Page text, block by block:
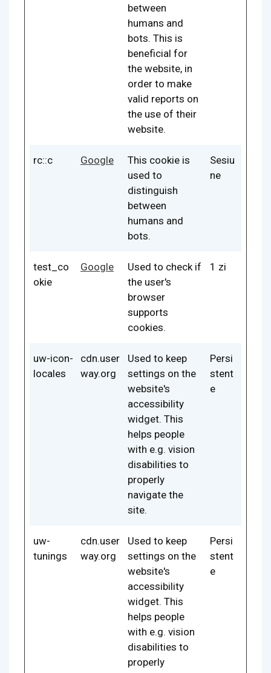
between
humans and
bots. This is
beneficial for
the website, in
order to make
valid reports on
the use of their
website.
rc::c Google
This cookie is
used to
distinguish
between
humans and
bots.
Sesiu
ne
test_co
okie
Google
Used to check if
the user's
browser
supports
cookies.
1 zi
uw-icon-
locales
cdn.user
way.org
Used to keep
settings on the
website's
accessibility
widget. This
helps people
with e.g. vision
disabilities to
properly
navigate the
site.
Persi
stent
e
uw-
tunings
cdn.user
way.org
Used to keep
settings on the
website's
accessibility
widget. This
helps people
with e.g. vision
disabilities to
properly
Persi
stent
e